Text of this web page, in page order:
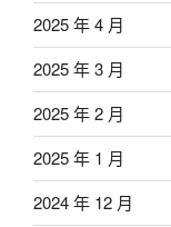
2025 年 4 月
2025 年 3 月
2025 年 2 月
2025 年 1 月
2024 年 12 月